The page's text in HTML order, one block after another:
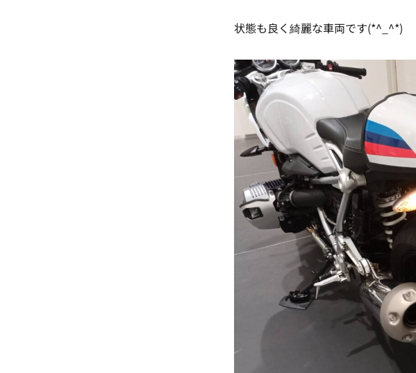
状態も良く綺麗な車両です(*^_^*)